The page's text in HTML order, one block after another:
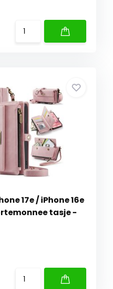
17e / iPhone 16e
tasje -